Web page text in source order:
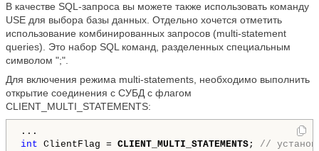
В качестве SQL-запроса вы можете также использовать команду
USE для выбора базы данных. Отдельно хочется отметить
использование комбинированных запросов (multi-statement
queries). Это набор SQL команд, разделенных специальным
символом ";".
Для включения режима multi-statements, необходимо выполнить
открытие соединения с СУБД с флагом
CLIENT_MULTI_STATEMENTS:
int ClientFlag = CLIENT_MULTI_STATEMENTS; //